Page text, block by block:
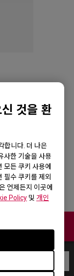
것을 환
합니다. 더 나은
사한 기술을 사용
모든 쿠키 사용에
필수 쿠키를 제외
언제든지 이곳에
Policy 및 개인
/